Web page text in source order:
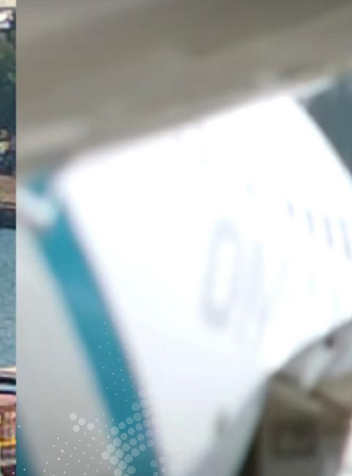
الخدمات
أسياد إكسبريس
الخدمات العامة